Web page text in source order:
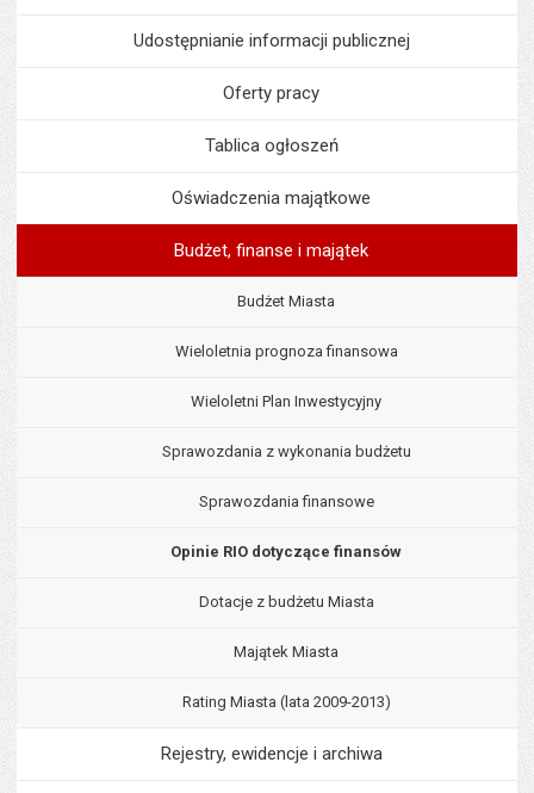
Udostępnianie informacji publicznej
Oferty pracy
Tablica ogłoszeń
Oświadczenia majątkowe
Budżet, finanse i majątek
Budżet Miasta
Wieloletnia prognoza finansowa
Wieloletni Plan Inwestycyjny
Sprawozdania z wykonania budżetu
Sprawozdania finansowe
Opinie RIO dotyczące finansów
Dotacje z budżetu Miasta
Majątek Miasta
Rating Miasta (lata 2009-2013)
Rejestry, ewidencje i archiwa